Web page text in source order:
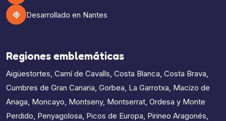
Desarrollado en Nantes
Regiones emblemáticas
Aigüestortes, Camí de Cavalls, Costa Blanca, Costa Brava,
Cumbres de Gran Canaria, Gorbea, La Garrotxa, Macizo de
Anaga, Moncayo, Montseny, Montserrat, Ordesa y Monte
Perdido, Penyagolosa, Picos de Europa, Pirineo Aragonés,